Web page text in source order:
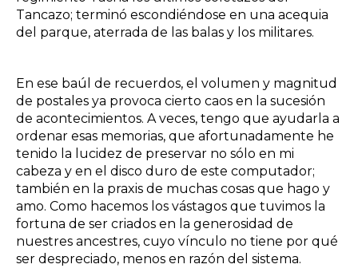
Tancazo; terminó escondiéndose en una acequia
del parque, aterrada de las balas y los militares.
En ese baúl de recuerdos, el volumen y magnitud
de postales ya provoca cierto caos en la sucesión
de acontecimientos. A veces, tengo que ayudarla a
ordenar esas memorias, que afortunadamente he
tenido la lucidez de preservar no sólo en mi
cabeza y en el disco duro de este computador;
también en la praxis de muchas cosas que hago y
amo. Como hacemos los vástagos que tuvimos la
fortuna de ser criados en la generosidad de
nuestres ancestres, cuyo vínculo no tiene por qué
ser despreciado, menos en razón del sistema.